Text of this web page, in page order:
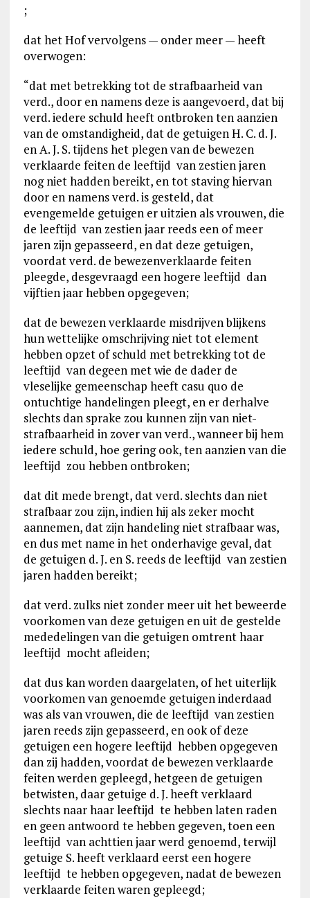
;
dat het Hof vervolgens — onder meer — heeft
overwogen:
“dat met betrekking tot de strafbaarheid van
verd., door en namens deze is aangevoerd, dat bij
verd. iedere schuld heeft ontbroken ten aanzien
van de omstandigheid, dat de getuigen H. C. d. J.
en A. J. S. tijdens het plegen van de bewezen
verklaarde feiten de leeftijd van zestien jaren
nog niet hadden bereikt, en tot staving hiervan
door en namens verd. is gesteld, dat
evengemelde getuigen er uitzien als vrouwen, die
de leeftijd van zestien jaar reeds een of meer
jaren zijn gepasseerd, en dat deze getuigen,
voordat verd. de bewezenverklaarde feiten
pleegde, desgevraagd een hogere leeftijd dan
vijftien jaar hebben opgegeven;
dat de bewezen verklaarde misdrijven blijkens
hun wettelijke omschrijving niet tot element
hebben opzet of schuld met betrekking tot de
leeftijd van degeen met wie de dader de
vleselijke gemeenschap heeft casu quo de
ontuchtige handelingen pleegt, en er derhalve
slechts dan sprake zou kunnen zijn van niet-
strafbaarheid in zover van verd., wanneer bij hem
iedere schuld, hoe gering ook, ten aanzien van die
leeftijd zou hebben ontbroken;
dat dit mede brengt, dat verd. slechts dan niet
strafbaar zou zijn, indien hij als zeker mocht
aannemen, dat zijn handeling niet strafbaar was,
en dus met name in het onderhavige geval, dat
de getuigen d. J. en S. reeds de leeftijd van zestien
jaren hadden bereikt;
dat verd. zulks niet zonder meer uit het beweerde
voorkomen van deze getuigen en uit de gestelde
mededelingen van die getuigen omtrent haar
leeftijd mocht afleiden;
dat dus kan worden daargelaten, of het uiterlijk
voorkomen van genoemde getuigen inderdaad
was als van vrouwen, die de leeftijd van zestien
jaren reeds zijn gepasseerd, en ook of deze
getuigen een hogere leeftijd hebben opgegeven
dan zij hadden, voordat de bewezen verklaarde
feiten werden gepleegd, hetgeen de getuigen
betwisten, daar getuige d. J. heeft verklaard
slechts naar haar leeftijd te hebben laten raden
en geen antwoord te hebben gegeven, toen een
leeftijd van achttien jaar werd genoemd, terwijl
getuige S. heeft verklaard eerst een hogere
leeftijd te hebben opgegeven, nadat de bewezen
verklaarde feiten waren gepleegd;